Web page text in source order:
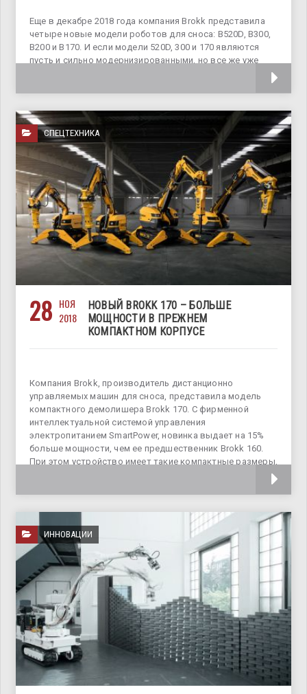
Еще в декабре 2018 года компания Brokk представила
четыре новые модели роботов для сноса: B520D, B300,
B200 и B170. И если модели 520D, 300 и 170 являются
пусть и сильно модернизированными, но все же уже
СПЕЦТЕХНИКА
28 НОЯ
2018
НОВЫЙ BROKK 170 – БОЛЬШЕ
МОЩНОСТИ В ПРЕЖНЕМ
КОМПАКТНОМ КОРПУСЕ
Компания Brokk, производитель дистанционно
управляемых машин для сноса, представила модель
компактного демолишера Brokk 170. С фирменной
интеллектуальной системой управления
электропитанием SmartPower, новинка выдает на 15%
больше мощности, чем ее предшественник Brokk 160.
При этом устройство имеет такие компактные размеры,
ИННОВАЦИИ